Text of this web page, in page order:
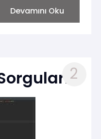
SQLite, MySQL,
veritabanlarına
Devamını Oku
2